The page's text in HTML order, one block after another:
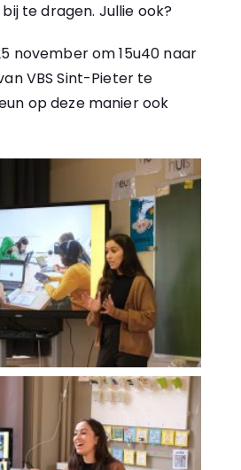
te dragen. Jullie ook?
november om 15u40 naar
VBS Sint-Pieter te
op deze manier ook